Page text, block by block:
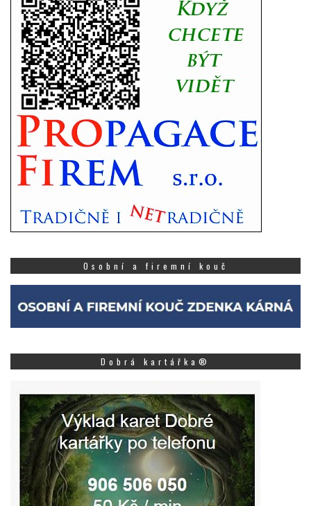
Osobní a firemní kouč
Dobrá kartářka®